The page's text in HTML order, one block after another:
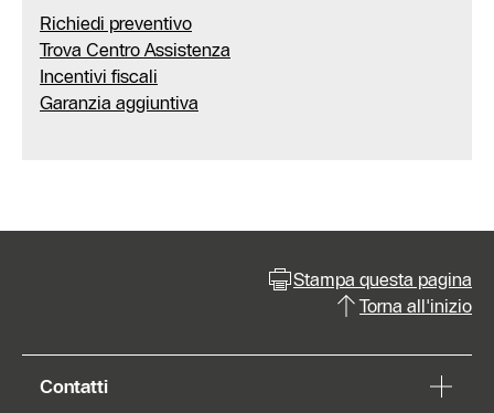
Richiedi preventivo
Trova Centro Assistenza
Incentivi fiscali
Garanzia aggiuntiva
preventivo
Stampa questa pagina
Torna all'inizio
Contatti